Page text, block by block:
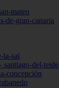
mateo
de-gran-canaria
la-sal
santiago-del-teide
concepción